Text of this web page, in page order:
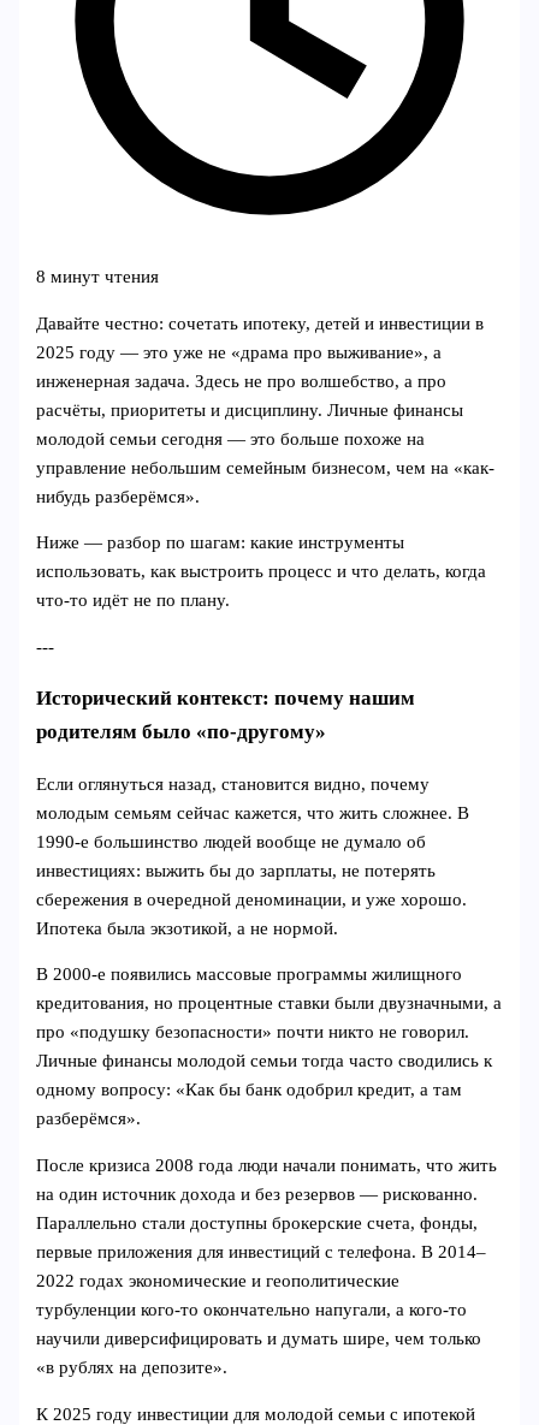
8 минут чтения
Давайте честно: сочетать ипотеку, детей и инвестиции в
2025 году — это уже не «драма про выживание», а
инженерная задача. Здесь не про волшебство, а про
расчёты, приоритеты и дисциплину. Личные финансы
молодой семьи сегодня — это больше похоже на
управление небольшим семейным бизнесом, чем на «как-
нибудь разберёмся».
Ниже — разбор по шагам: какие инструменты
использовать, как выстроить процесс и что делать, когда
что‑то идёт не по плану.
---
Исторический контекст: почему нашим
родителям было «по‑другому»
Если оглянуться назад, становится видно, почему
молодым семьям сейчас кажется, что жить сложнее. В
1990‑е большинство людей вообще не думало об
инвестициях: выжить бы до зарплаты, не потерять
сбережения в очередной деноминации, и уже хорошо.
Ипотека была экзотикой, а не нормой.
В 2000‑е появились массовые программы жилищного
кредитования, но процентные ставки были двузначными, а
про «подушку безопасности» почти никто не говорил.
Личные финансы молодой семьи тогда часто сводились к
одному вопросу: «Как бы банк одобрил кредит, а там
разберёмся».
После кризиса 2008 года люди начали понимать, что жить
на один источник дохода и без резервов — рискованно.
Параллельно стали доступны брокерские счета, фонды,
первые приложения для инвестиций с телефона. В 2014–
2022 годах экономические и геополитические
турбуленции кого‑то окончательно напугали, а кого‑то
научили диверсифицировать и думать шире, чем только
«в рублях на депозите».
К 2025 году инвестиции для молодой семьи с ипотекой